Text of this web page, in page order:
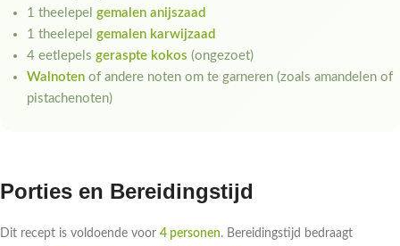
1 theelepel gemalen anijszaad
1 theelepel gemalen karwijzaad
4 eetlepels geraspte kokos (ongezoet)
Walnoten of andere noten om te garneren (zoals amandelen of
pistachenoten)
Porties en Bereidingstijd
Dit recept is voldoende voor 4 personen. Bereidingstijd bedraagt